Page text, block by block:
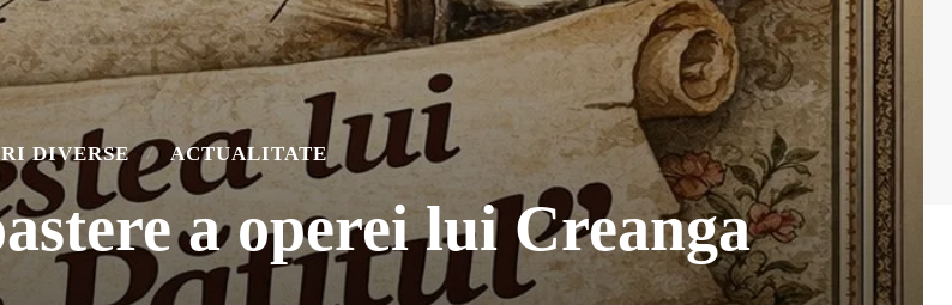
DIVERSE ACTUALITATE
a operei lui Creanga